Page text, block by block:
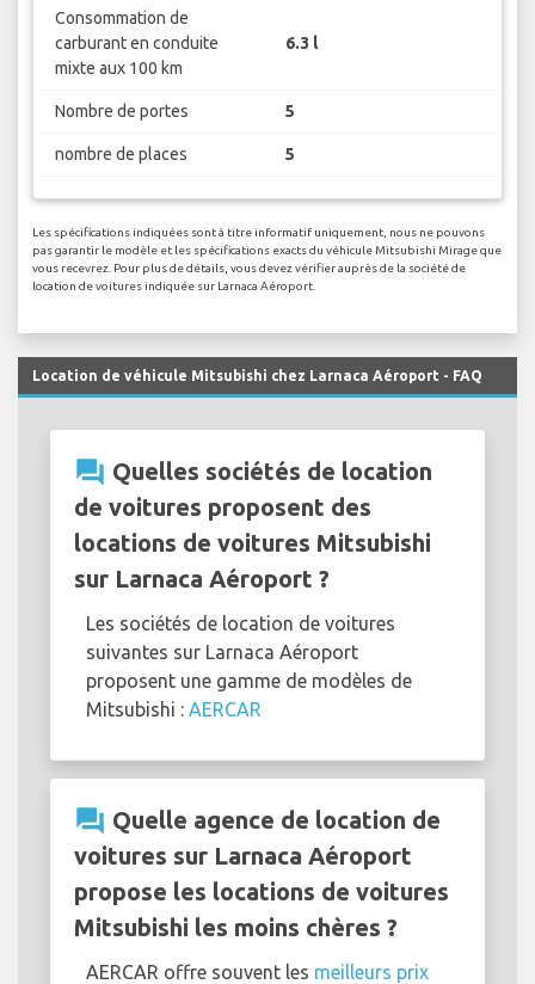
Consommation de
carburant en conduite
mixte aux 100 km
6.3 l
Nombre de portes 5
nombre de places 5
Les spécifications indiquées sont à titre informatif uniquement, nous ne pouvons
pas garantir le modèle et les spécifications exacts du véhicule Mitsubishi Mirage que
vous recevrez. Pour plus de détails, vous devez vérifier auprès de la société de
location de voitures indiquée sur Larnaca Aéroport.
Location de véhicule Mitsubishi chez Larnaca Aéroport - FAQ
question_answer Quelles sociétés de location
de voitures proposent des
locations de voitures Mitsubishi
sur Larnaca Aéroport ?
Les sociétés de location de voitures
suivantes sur Larnaca Aéroport
proposent une gamme de modèles de
Mitsubishi : AERCAR
question_answer Quelle agence de location de
voitures sur Larnaca Aéroport
propose les locations de voitures
Mitsubishi les moins chères ?
AERCAR offre souvent les meilleurs prix